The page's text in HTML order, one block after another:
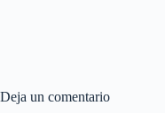
Deja un comentario